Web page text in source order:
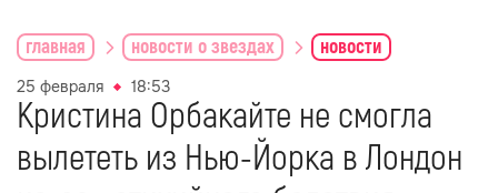
главная новости о звездах новости
25 февраля 18:53
Кристина Орбакайте не смогла
вылететь из Нью-Йорка в Лондон